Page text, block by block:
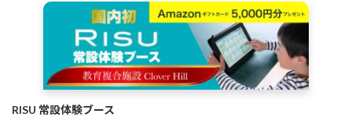
RISU 常設体験ブース